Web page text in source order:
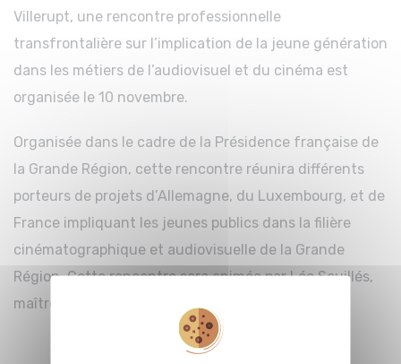
Villerupt, une rencontre professionnelle
transfrontalière sur l’implication de la jeune génération
dans les métiers de l’audiovisuel et du cinéma est
organisée le 10 novembre.
Organisée dans le cadre de la Présidence française de
la Grande Région, cette rencontre réunira différents
porteurs de projets d’Allemagne, du Luxembourg, et de
France impliquant les jeunes publics dans la filière
cinématographique et audiovisuelle de la Grande
Région. Cette rencontre sera animée par Léo Souillés,
maître de conférence à l’Université de Lorraine.